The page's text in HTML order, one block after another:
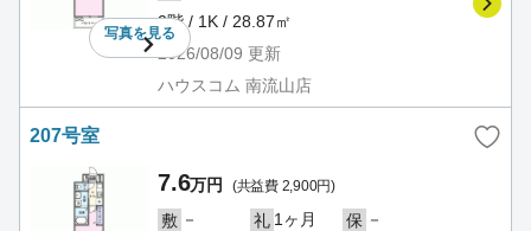
写真を見る
2階 / 1K / 28.87㎡
2026/08/09 更新
ハウスコム 南流山店
207号室
7.6万円 (共益費 2,900円)
敷 － 礼 1ヶ月 保 －